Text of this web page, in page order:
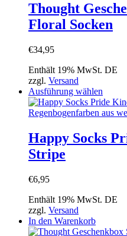
Thought
Floral Socken
€34,95
Enthält 19% MwSt. DE
zzgl. Versand
Ausführung wählen
weist
auf.
der
Happy Socks
Stripe
€6,95
Enthält 19% MwSt. DE
zzgl. Versand
In den Warenkorb